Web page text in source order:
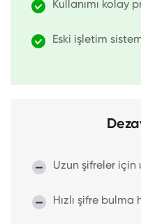
Kullanımı kolay
Eski işletim
Uzun şifreler için
Hızlı şifre